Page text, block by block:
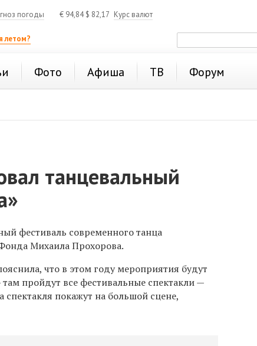
погоды € 94,84$ 82,17 Курс валют
летом?
Фото Афиша ТВ Форум
танцевальный
фестиваль современного танца
Михаила Прохорова.
что в этом году мероприятия будут
пройдут все фестивальные спектакли —
покажут на большой сцене,